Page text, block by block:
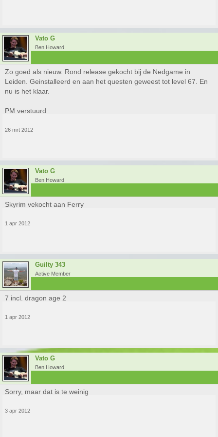
Vato G
Ben Howard
Zo goed als nieuw. Rond release gekocht bij de Nedgame in
Leiden. Geinstalleerd en aan het questen geweest tot level 67. En
nu is het klaar.
PM verstuurd
26 mrt 2012
Vato G
Ben Howard
Skyrim vekocht aan Ferry
1 apr 2012
Guilty 343
Active Member
7 incl. dragon age 2
1 apr 2012
Vato G
Ben Howard
Sorry, maar dat is te weinig
3 apr 2012